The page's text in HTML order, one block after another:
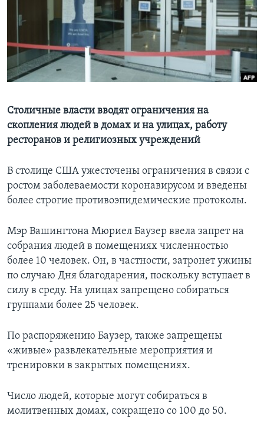
Learning English
СОЦИАЛЬНЫЕ СЕТИ
Языки
Столичные власти вводят ограничения на
скопления людей в домах и на улицах, работу
ресторанов и религиозных учреждений
В столице США ужесточены ограничения в связи с
ростом заболеваемости коронавирусом и введены
более строгие противоэпидемические протоколы.
Мэр Вашингтона Мюриел Баузер ввела запрет на
собрания людей в помещениях численностью
более 10 человек. Он, в частности, затронет ужины
по случаю Дня благодарения, поскольку вступает в
силу в среду. На улицах запрещено собираться
группами более 25 человек.
По распоряжению Баузер, также запрещены
«живые» развлекательные мероприятия и
тренировки в закрытых помещениях.
Число людей, которые могут собираться в
молитвенных домах, сокращено со 100 до 50.